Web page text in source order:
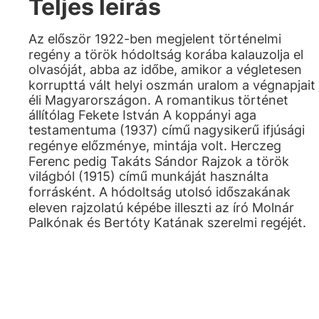
Teljes leírás
Az először 1922-ben megjelent történelmi
regény a török hódoltság korába kalauzolja el
olvasóját, abba az időbe, amikor a végletesen
korrupttá vált helyi oszmán uralom a végnapjait
éli Magyarországon. A romantikus történet
állítólag Fekete István A koppányi aga
testamentuma (1937) című nagysikerű ifjúsági
regénye előzménye, mintája volt. Herczeg
Ferenc pedig Takáts Sándor Rajzok a török
világból (1915) című munkáját használta
forrásként. A hódoltság utolsó időszakának
eleven rajzolatú képébe illeszti az író Molnár
Palkónak és Bertóty Katának szerelmi regéjét.